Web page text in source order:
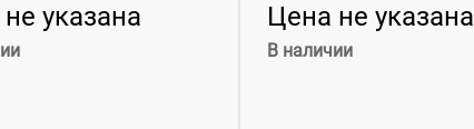
указана Цена не указана
В наличии